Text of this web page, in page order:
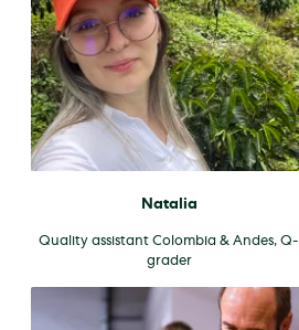
Natalia
Quality assistant Colombia & Andes, Q-
grader